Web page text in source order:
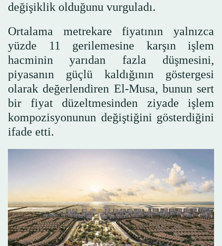
değişiklik olduğunu vurguladı.
Ortalama metrekare fiyatının yalnızca
yüzde 11 gerilemesine karşın işlem
hacminin yarıdan fazla düşmesini,
piyasanın güçlü kaldığının göstergesi
olarak değerlendiren El-Musa, bunun sert
bir fiyat düzeltmesinden ziyade işlem
kompozisyonunun değiştiğini gösterdiğini
ifade etti.